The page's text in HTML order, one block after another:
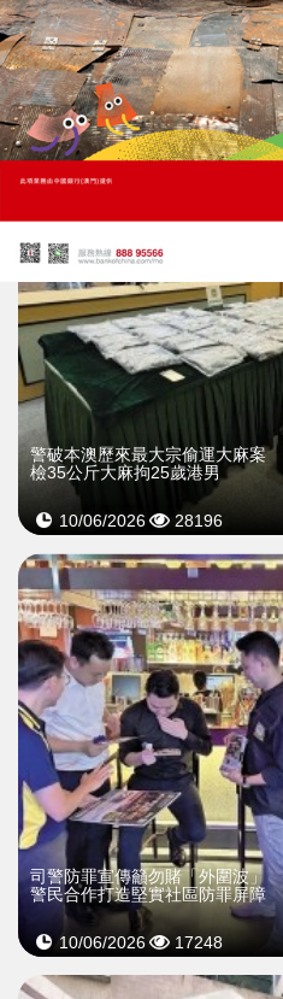
有片！兩名越南女子涉販毒
司警檢近187萬元毒品
12/06/2026 35678
警破本澳歷來最大宗偷運大麻案
檢35公斤大麻拘25歲港男
10/06/2026 28196
司警防罪宣傳籲勿賭「外圍波」
警民合作打造堅實社區防罪屏障
10/06/2026 17248